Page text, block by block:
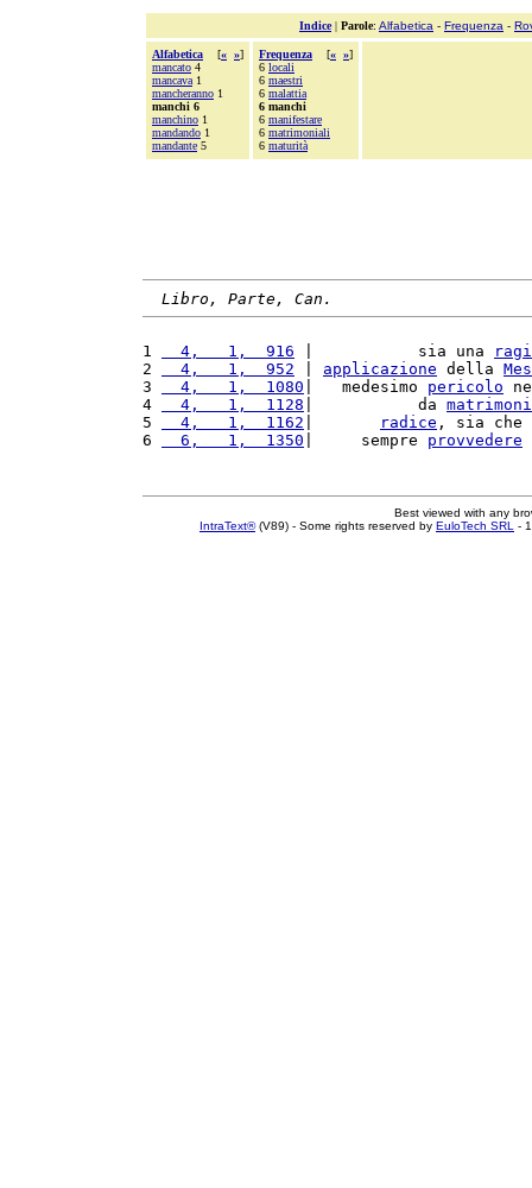
Indice| Parole: Alfabetica - Frequenza -
Alfabetica [« »]
mancato 4
mancava 1
mancheranno 1
manchi 6
manchino 1
mandando 1
mandante 5
Frequenza [« »]
6 locali
6 maestri
6 malattia
6 manchi
6 manifestare
6 matrimoniali
6 maturità
Libro, Parte, Can.
1
  4,   1,  916
|           sia una
2
  4,   1,  952
applicazione della
3
  4,   1,  1080
|   medesimo pericolo
4
  4,   1,  1128
|           da
5
  4,   1,  1162
radice , sia
6
  6,   1,  1350
|     sempre provvedere
Best viewed with any
IntraText®(V89) - Some rights reserved by EuloTech SRL -